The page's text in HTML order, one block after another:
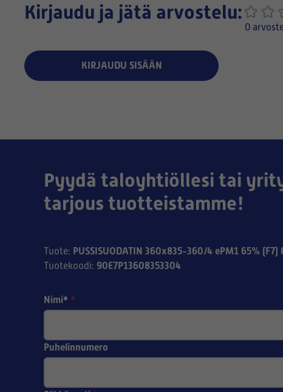
Kirjaudu ja jätä arvostelu:
0
KIRJAUDU SISÄÄN
Pyydä taloyhtiöllesi tai
tarjous tuotteistamme!
Tuote: PUSSISUODATIN 360x835-360/4 ePM1 65% (F7)
Tuotekoodi: 90E7P13608353304
Nimi* *
Puhelinnumero